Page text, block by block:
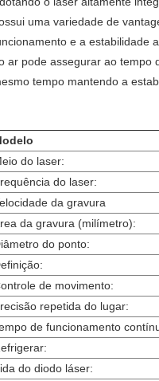
uma variedade de
e a estabilidade
ar pode assegurar ao tempo
tempo mantendo a
do laser:
do laser:
da gravura
da gravura (milímetro):
do ponto:
de movimento:
repetida do lugar:
de funcionamento
do diodo láser: